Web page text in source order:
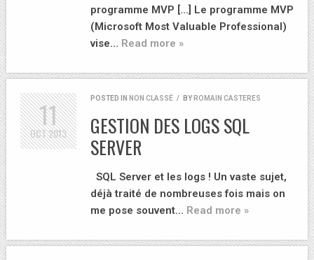
programme MVP […] Le programme MVP
(Microsoft Most Valuable Professional)
vise… Read more »
POSTED IN NON CLASSÉ / BY ROMAIN CASTERES
GESTION DES LOGS SQL
SERVER
SQL Server et les logs ! Un vaste sujet,
déjà traité de nombreuses fois mais on
me pose souvent… Read more »
11
OCT2013